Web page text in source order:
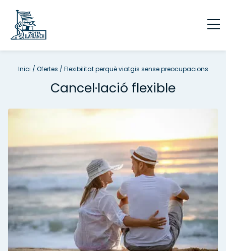
Inici / Ofertes / Flexibilitat perquè viatgis sense preocupacions
Cancel·lació flexible